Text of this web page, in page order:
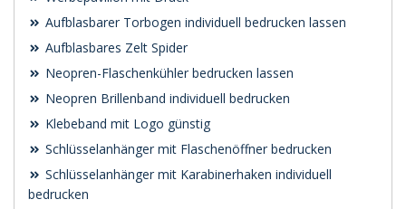
Aufblasbarer Torbogen individuell bedrucken lassen
Aufblasbares Zelt Spider
Neopren-Flaschenkühler bedrucken lassen
Neopren Brillenband individuell bedrucken
Klebeband mit Logo günstig
Schlüsselanhänger mit Flaschenöffner bedrucken
Schlüsselanhänger mit Karabinerhaken individuell
bedrucken